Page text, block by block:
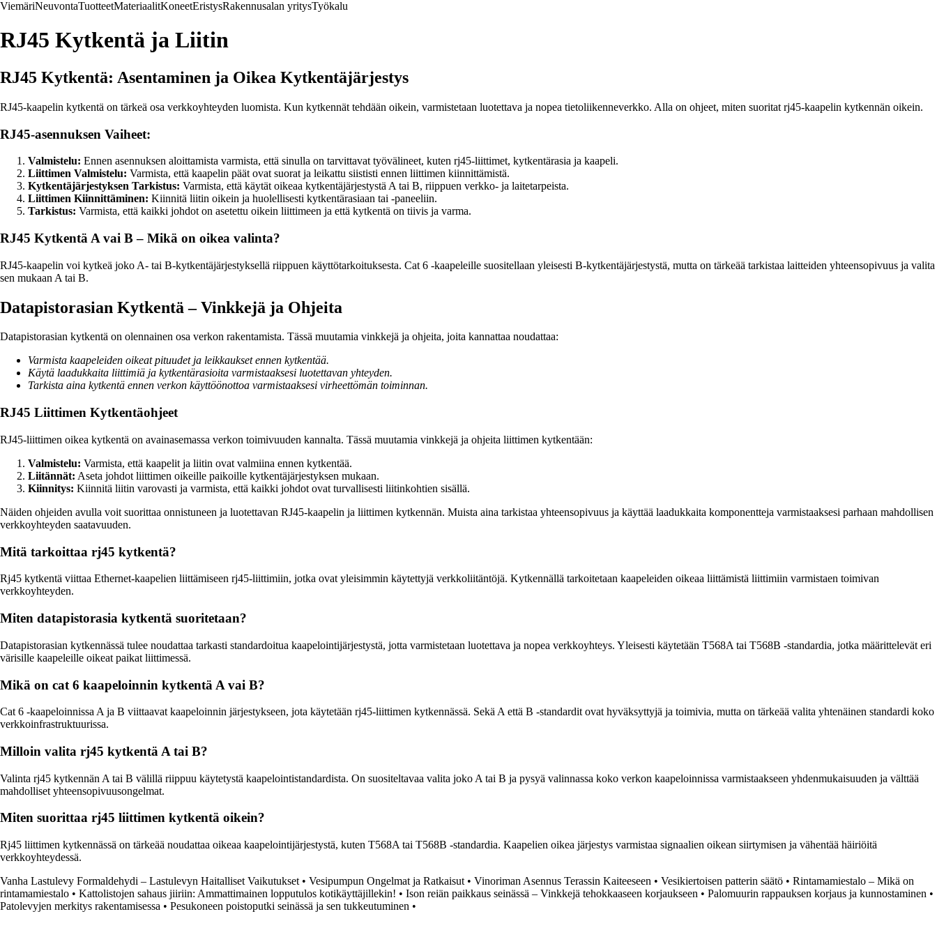
ViemäriNeuvontaTuotteetMateriaalitKoneetEristysRakennusalan yritysTyökalu
RJ45 Kytkentä ja Liitin
RJ45 Kytkentä: Asentaminen ja Oikea Kytkentäjärjestys
RJ45-kaapelin kytkentä on tärkeä osa verkkoyhteyden luomista. Kun kytkennät tehdään oikein, varmistetaan luotettava ja nopea tietoliikenneverkko. Alla on ohjeet, miten suoritat rj45-kaapelin kytkennän oikein.
RJ45-asennuksen Vaiheet:
Valmistelu: Ennen asennuksen aloittamista varmista, että sinulla on tarvittavat työvälineet, kuten rj45-liittimet, kytkentärasia ja kaapeli.
Liittimen Valmistelu: Varmista, että kaapelin päät ovat suorat ja leikattu siististi ennen liittimen kiinnittämistä.
Kytkentäjärjestyksen Tarkistus: Varmista, että käytät oikeaa kytkentäjärjestystä A tai B, riippuen verkko- ja laitetarpeista.
Liittimen Kiinnittäminen: Kiinnitä liitin oikein ja huolellisesti kytkentärasiaan tai -paneeliin.
Tarkistus: Varmista, että kaikki johdot on asetettu oikein liittimeen ja että kytkentä on tiivis ja varma.
RJ45 Kytkentä A vai B – Mikä on oikea valinta?
RJ45-kaapelin voi kytkeä joko A- tai B-kytkentäjärjestyksellä riippuen käyttötarkoituksesta. Cat 6 -kaapeleille suositellaan yleisesti B-kytkentäjärjestystä, mutta on tärkeää tarkistaa laitteiden yhteensopivuus ja valita
sen mukaan A tai B.
Datapistorasian Kytkentä – Vinkkejä ja Ohjeita
Datapistorasian kytkentä on olennainen osa verkon rakentamista. Tässä muutamia vinkkejä ja ohjeita, joita kannattaa noudattaa:
Varmista kaapeleiden oikeat pituudet ja leikkaukset ennen kytkentää.
Käytä laadukkaita liittimiä ja kytkentärasioita varmistaaksesi luotettavan yhteyden.
Tarkista aina kytkentä ennen verkon käyttöönottoa varmistaaksesi virheettömän toiminnan.
RJ45 Liittimen Kytkentäohjeet
RJ45-liittimen oikea kytkentä on avainasemassa verkon toimivuuden kannalta. Tässä muutamia vinkkejä ja ohjeita liittimen kytkentään:
Valmistelu: Varmista, että kaapelit ja liitin ovat valmiina ennen kytkentää.
Liitännät: Aseta johdot liittimen oikeille paikoille kytkentäjärjestyksen mukaan.
Kiinnitys: Kiinnitä liitin varovasti ja varmista, että kaikki johdot ovat turvallisesti liitinkohtien sisällä.
Näiden ohjeiden avulla voit suorittaa onnistuneen ja luotettavan RJ45-kaapelin ja liittimen kytkennän. Muista aina tarkistaa yhteensopivuus ja käyttää laadukkaita komponentteja varmistaaksesi parhaan mahdollisen
verkkoyhteyden saatavuuden.
Mitä tarkoittaa rj45 kytkentä?
Rj45 kytkentä viittaa Ethernet-kaapelien liittämiseen rj45-liittimiin, jotka ovat yleisimmin käytettyjä verkkoliitäntöjä. Kytkennällä tarkoitetaan kaapeleiden oikeaa liittämistä liittimiin varmistaen toimivan
verkkoyhteyden.
Miten datapistorasia kytkentä suoritetaan?
Datapistorasian kytkennässä tulee noudattaa tarkasti standardoitua kaapelointijärjestystä, jotta varmistetaan luotettava ja nopea verkkoyhteys. Yleisesti käytetään T568A tai T568B -standardia, jotka määrittelevät eri
värisille kaapeleille oikeat paikat liittimessä.
Mikä on cat 6 kaapeloinnin kytkentä A vai B?
Cat 6 -kaapeloinnissa A ja B viittaavat kaapeloinnin järjestykseen, jota käytetään rj45-liittimen kytkennässä. Sekä A että B -standardit ovat hyväksyttyjä ja toimivia, mutta on tärkeää valita yhtenäinen standardi koko
verkkoinfrastruktuurissa.
Milloin valita rj45 kytkentä A tai B?
Valinta rj45 kytkennän A tai B välillä riippuu käytetystä kaapelointistandardista. On suositeltavaa valita joko A tai B ja pysyä valinnassa koko verkon kaapeloinnissa varmistaakseen yhdenmukaisuuden ja välttää
mahdolliset yhteensopivuusongelmat.
Miten suorittaa rj45 liittimen kytkentä oikein?
Rj45 liittimen kytkennässä on tärkeää noudattaa oikeaa kaapelointijärjestystä, kuten T568A tai T568B -standardia. Kaapelien oikea järjestys varmistaa signaalien oikean siirtymisen ja vähentää häiriöitä
verkkoyhteydessä.
Vanha Lastulevy Formaldehydi – Lastulevyn Haitalliset Vaikutukset • Vesipumpun Ongelmat ja Ratkaisut • Vinoriman Asennus Terassin Kaiteeseen • Vesikiertoisen patterin säätö • Rintamamiestalo – Mikä on
rintamamiestalo • Kattolistojen sahaus jiiriin: Ammattimainen lopputulos kotikäyttäjillekin! • Ison reiän paikkaus seinässä – Vinkkejä tehokkaaseen korjaukseen • Palomuurin rappauksen korjaus ja kunnostaminen •
Patolevyjen merkitys rakentamisessa • Pesukoneen poistoputki seinässä ja sen tukkeutuminen •